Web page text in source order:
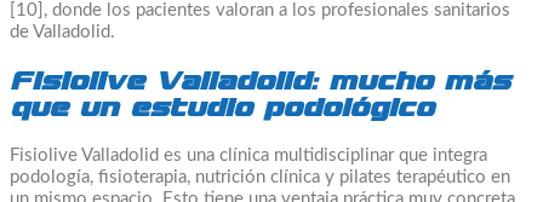
[10], donde los pacientes valoran a los profesionales sanitarios
de Valladolid.
Fisiolive Valladolid: mucho más
que un estudio podológico
Fisiolive Valladolid es una clínica multidisciplinar que integra
podología, fisioterapia, nutrición clínica y pilates terapéutico en